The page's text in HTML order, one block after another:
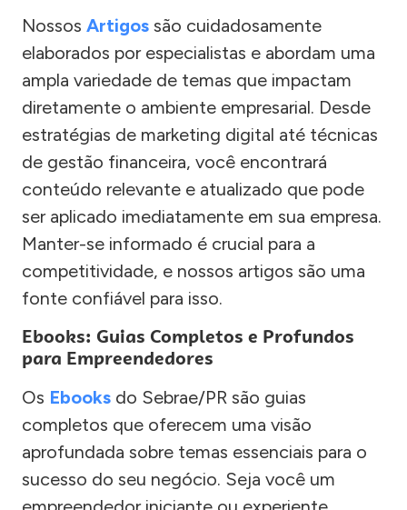
Nossos Artigos são cuidadosamente
elaborados por especialistas e abordam uma
ampla variedade de temas que impactam
diretamente o ambiente empresarial. Desde
estratégias de marketing digital até técnicas
de gestão financeira, você encontrará
conteúdo relevante e atualizado que pode
ser aplicado imediatamente em sua empresa.
Manter-se informado é crucial para a
competitividade, e nossos artigos são uma
fonte confiável para isso.
Ebooks: Guias Completos e Profundos
para Empreendedores
Os Ebooks do Sebrae/PR são guias
completos que oferecem uma visão
aprofundada sobre temas essenciais para o
sucesso do seu negócio. Seja você um